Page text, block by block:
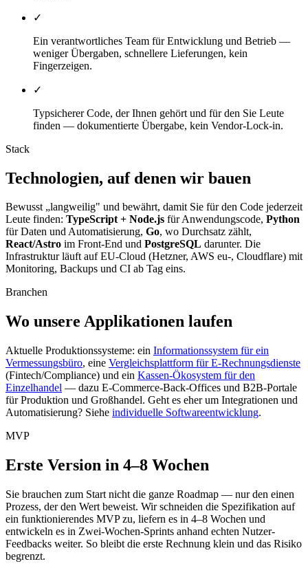
✓
Ein verantwortliches Team für Entwicklung und Betrieb —
weniger Übergaben, schnellere Lieferungen, kein
Fingerzeigen.
✓
Typsicherer Code, der Ihnen gehört und für den Sie Leute
finden — dokumentierte Übergabe, kein Vendor-Lock-in.
Stack
Technologien, auf denen wir bauen
Bewusst „langweilig" und bewährt, damit Sie für den Code jederzeit
Leute finden: TypeScript + Node.js für Anwendungscode, Python
für Daten und Automatisierung, Go, wo Durchsatz zählt,
React/Astro im Front-End und PostgreSQL darunter. Die
Infrastruktur läuft auf EU-Cloud (Hetzner, AWS eu-, Cloudflare) mit
Monitoring, Backups und CI ab Tag eins.
Branchen
Wo unsere Applikationen laufen
Aktuelle Produktionssysteme: ein Informationssystem für ein
Vermessungsbüro, eine Vergleichsplattform für E-Rechnungsdienste
(Fintech/Compliance) und ein Kassen-Ökosystem für den
Einzelhandel — dazu E-Commerce-Back-Offices und B2B-Portale
für Produktion und Großhandel. Geht es eher um Integrationen und
Automatisierung? Siehe individuelle Softwareentwicklung.
MVP
Erste Version in 4–8 Wochen
Sie brauchen zum Start nicht die ganze Roadmap — nur den einen
Prozess, der den Wert beweist. Wir schneiden die Spezifikation auf
ein funktionierendes MVP zu, liefern es in 4–8 Wochen und
entwickeln es in Zwei-Wochen-Sprints anhand echten Nutzer-
Feedbacks weiter. So bleibt die erste Rechnung klein und das Risiko
begrenzt.